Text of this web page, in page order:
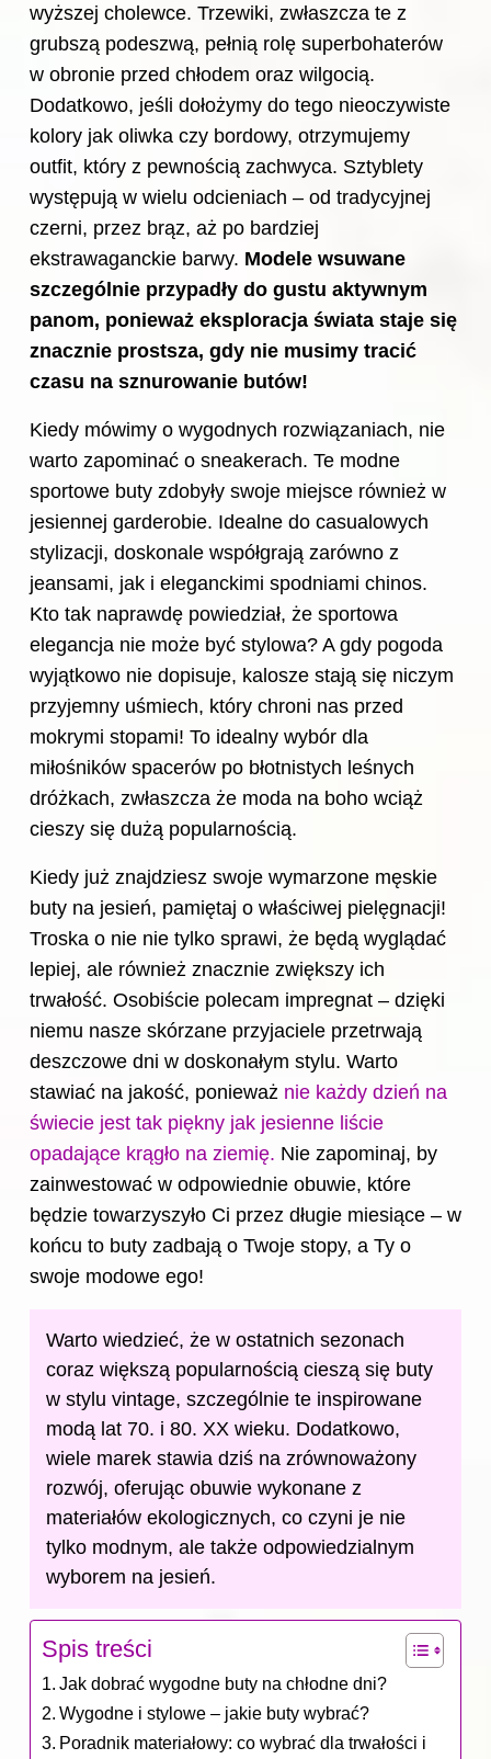
wyższej cholewce. Trzewiki, zwłaszcza te z
grubszą podeszwą, pełnią rolę superbohaterów
w obronie przed chłodem oraz wilgocią.
Dodatkowo, jeśli dołożymy do tego nieoczywiste
kolory jak oliwka czy bordowy, otrzymujemy
outfit, który z pewnością zachwyca. Sztyblety
występują w wielu odcieniach – od tradycyjnej
czerni, przez brąz, aż po bardziej
ekstrawaganckie barwy. Modele wsuwane
szczególnie przypadły do gustu aktywnym
panom, ponieważ eksploracja świata staje się
znacznie prostsza, gdy nie musimy tracić
czasu na sznurowanie butów!
Kiedy mówimy o wygodnych rozwiązaniach, nie
warto zapominać o sneakerach. Te modne
sportowe buty zdobyły swoje miejsce również w
jesiennej garderobie. Idealne do casualowych
stylizacji, doskonale współgrają zarówno z
jeansami, jak i eleganckimi spodniami chinos.
Kto tak naprawdę powiedział, że sportowa
elegancja nie może być stylowa? A gdy pogoda
wyjątkowo nie dopisuje, kalosze stają się niczym
przyjemny uśmiech, który chroni nas przed
mokrymi stopami! To idealny wybór dla
miłośników spacerów po błotnistych leśnych
dróżkach, zwłaszcza że moda na boho wciąż
cieszy się dużą popularnością.
Kiedy już znajdziesz swoje wymarzone męskie
buty na jesień, pamiętaj o właściwej pielęgnacji!
Troska o nie nie tylko sprawi, że będą wyglądać
lepiej, ale również znacznie zwiększy ich
trwałość. Osobiście polecam impregnat – dzięki
niemu nasze skórzane przyjaciele przetrwają
deszczowe dni w doskonałym stylu. Warto
stawiać na jakość, ponieważ nie każdy dzień na
świecie jest tak piękny jak jesienne liście
opadające krągło na ziemię. Nie zapominaj, by
zainwestować w odpowiednie obuwie, które
będzie towarzyszyło Ci przez długie miesiące – w
końcu to buty zadbają o Twoje stopy, a Ty o
swoje modowe ego!
Warto wiedzieć, że w ostatnich sezonach
coraz większą popularnością cieszą się buty
w stylu vintage, szczególnie te inspirowane
modą lat 70. i 80. XX wieku. Dodatkowo,
wiele marek stawia dziś na zrównoważony
rozwój, oferując obuwie wykonane z
materiałów ekologicznych, co czyni je nie
tylko modnym, ale także odpowiedzialnym
wyborem na jesień.
Spis treści
Jak dobrać wygodne buty na chłodne dni?
Wygodne i stylowe – jakie buty wybrać?
Poradnik materiałowy: co wybrać dla trwałości i